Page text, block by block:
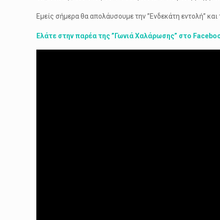
Εμείς σήμερα θα απολάυσουμε την ”Ενδεκάτη εντολή” και
Ελάτε στην παρέα της ”Γωνιά Χαλάρωσης” στο